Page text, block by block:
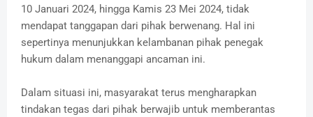
10 Januari 2024, hingga Kamis 23 Mei 2024, tidak
mendapat tanggapan dari pihak berwenang. Hal ini
sepertinya menunjukkan kelambanan pihak penegak
hukum dalam menanggapi ancaman ini.
Dalam situasi ini, masyarakat terus mengharapkan
tindakan tegas dari pihak berwajib untuk memberantas